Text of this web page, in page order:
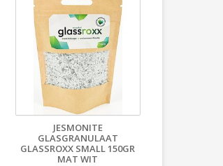
JESMONITE
GLASGRANULAAT
GLASSROXX SMALL 150GR
MAT WIT